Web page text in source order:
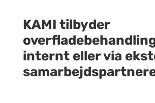
KAMI tilbyder
internt eller via